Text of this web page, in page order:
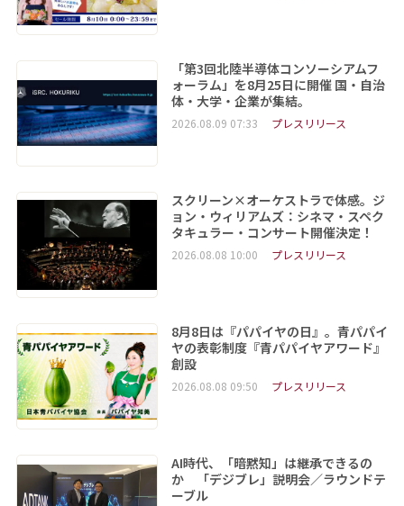
「第3回北陸半導体コンソーシアムフ
ォーラム」を8月25日に開催 国・自治
体・大学・企業が集結。
2026.08.09 07:33 プレスリリース
スクリーン×オーケストラで体感。ジ
ョン・ウィリアムズ：シネマ・スペク
タキュラー・コンサート開催決定！
2026.08.08 10:00 プレスリリース
8月8日は『パパイヤの日』。青パパイ
ヤの表彰制度『青パパイヤアワード』
創設
2026.08.08 09:50 プレスリリース
AI時代、「暗黙知」は継承できるの
か 「デジブレ」説明会／ラウンドテ
ーブル